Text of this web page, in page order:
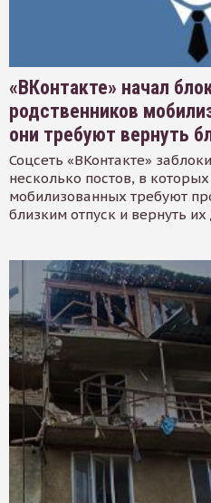
«ВКонтакте» начал
родственников
они требуют вернуть
Соцсеть «ВКонтакте»
несколько постов, в
мобилизованных требуют
близким отпуск и вернуть